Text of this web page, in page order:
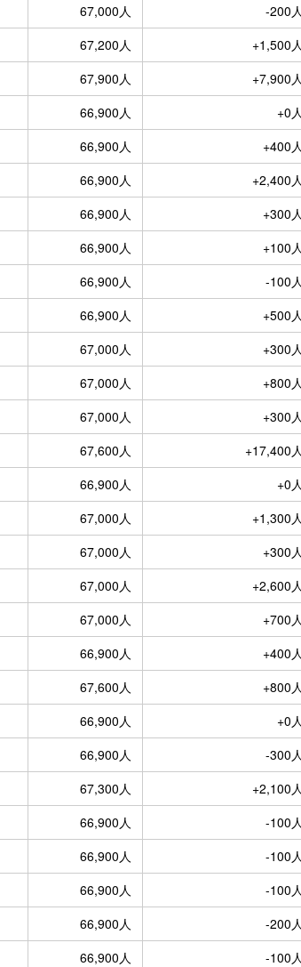
67,000人 -200人
67,200人 +1,500人
67,900人 +7,900人
66,900人 +0人
66,900人 +400人
66,900人 +2,400人
66,900人 +300人
66,900人 +100人
66,900人 -100人
66,900人 +500人
67,000人 +300人
67,000人 +800人
67,000人 +300人
67,600人 +17,400人
66,900人 +0人
67,000人 +1,300人
67,000人 +300人
67,000人 +2,600人
67,000人 +700人
66,900人 +400人
67,600人 +800人
66,900人 +0人
66,900人 -300人
67,300人 +2,100人
66,900人 -100人
66,900人 -100人
66,900人 -100人
66,900人 -200人
66,900人 -100人